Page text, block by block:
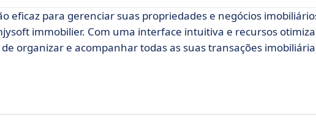
eficaz para gerenciar suas propriedades e negócios
immobilier. Com uma interface intuitiva e recursos
organizar e acompanhar todas as suas transações